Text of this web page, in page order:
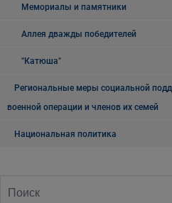
Мемориалы и памятники
Аллея дважды победителей
"Катюша"
Региональные меры социальной
военной операции и членов их семей
Национальная политика